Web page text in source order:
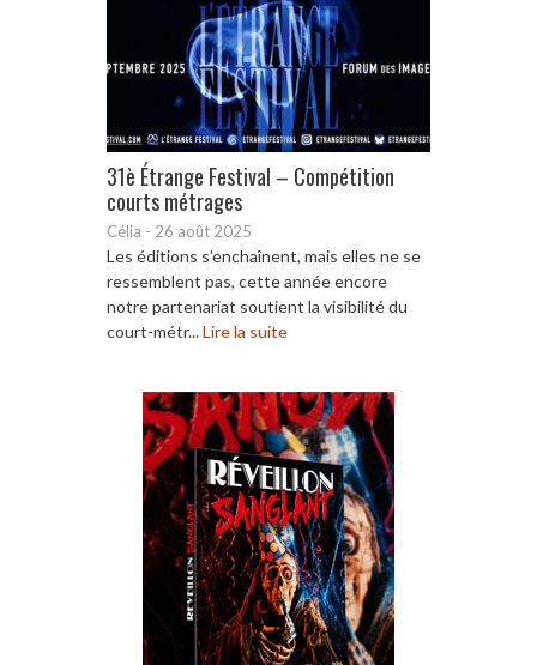
31è Étrange Festival – Compétition
courts métrages
Célia - 26 août 2025
Les éditions s’enchaînent, mais elles ne se
ressemblent pas, cette année encore
notre partenariat soutient la visibilité du
court-métr...Lire la suite